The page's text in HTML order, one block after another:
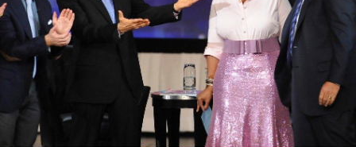
programı sunucusu Dr. Mehmet Öz'ün
Cumhuriyetçi Parti'den senatör adaylığı
konuşulmaya devam ediyor. En son, Öz'ün dünya
çapında üne kavuşmasına ön ayak olan Oprah
Winfrey'den Türk doktorun adaylığı hakkında